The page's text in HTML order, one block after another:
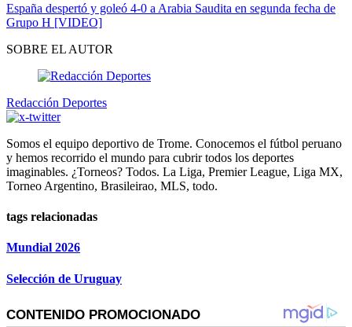
España despertó y goleó 4-0 a Arabia Saudita en segunda fecha de
Grupo H [VIDEO]
SOBRE EL AUTOR
Redacción Deportes
Somos el equipo deportivo de Trome. Conocemos el fútbol peruano
y hemos recorrido el mundo para cubrir todos los deportes
imaginables. ¿Torneos? Todos. La Liga, Premier League, Liga MX,
Torneo Argentino, Brasileirao, MLS, todo.
tags relacionadas
Mundial 2026
Selección de Uruguay